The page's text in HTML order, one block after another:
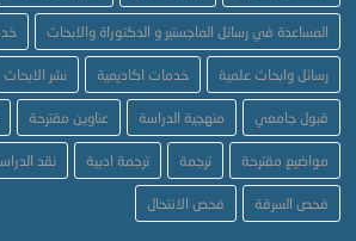
المساعدة في رسائل الماجستير و الدكتوراة والابحاث
رسائل وابحاث علمية خدمات اكاديمية نشر الابحاث
قبول جامعي منهجية الدراسة عناوين مقترحة
مواضيع مقترحة ترجمة ترجمة ادبية نقد
فحص السرقة فحص الانتحال